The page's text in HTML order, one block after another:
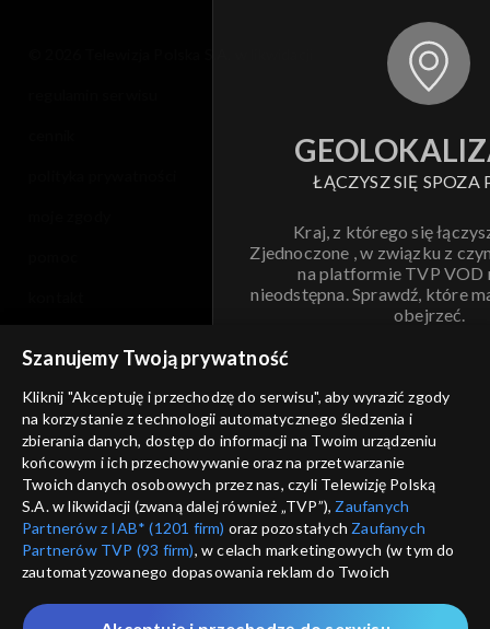
ŁĄCZYSZ SIĘ SPOZA
Kraj, z którego się
Zjednoczone , w związku z
na platformie TVP VOD
nieodstępna. Sprawdź, które
obejrzeć.
ANULUJ
informacje o dostawcy usług
Szanujemy Twoją prywatność
Kliknij "Akceptuję i przechodzę do serwisu", aby wyrazić zgody
na korzystanie z technologii automatycznego śledzenia i
zbierania danych, dostęp do informacji na Twoim urządzeniu
końcowym i ich przechowywanie oraz na przetwarzanie
Twoich danych osobowych przez nas, czyli Telewizję Polską
S.A. w likwidacji (zwaną dalej również „TVP”), Zaufanych
Partnerów z IAB* (1201 firm) oraz pozostałych Zaufanych
Partnerów TVP (93 firm), w celach marketingowych (w tym do
zautomatyzowanego dopasowania reklam do Twoich
które wskazujemy poniżej, a także zgody na udostępnianie